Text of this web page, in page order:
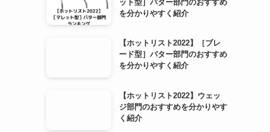
ット型］パター部門のおすすめ
を分かりやすく紹介
【ホットリスト2022】［ブレ
ード型］パター部門のおすすめ
を分かりやすく紹介
【ホットリスト2022】ウェッ
ジ部門のおすすめを分かりやす
く紹介